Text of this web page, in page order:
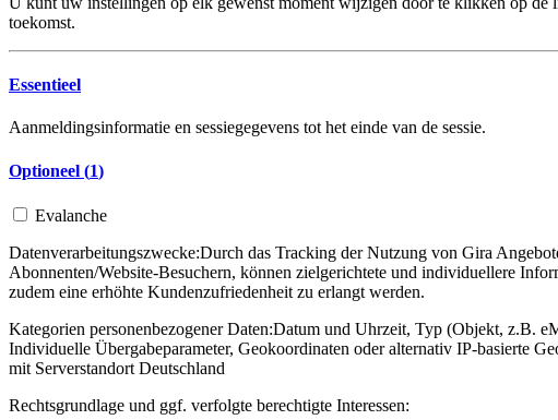
toekomst.
Essentieel
Aanmeldingsinformatie en sessiegegevens tot het einde van de sessie.
Optioneel (1)
Evalanche
Datenverarbeitungszwecke:Durch das Tracking der Nutzung von Gira
Abonnenten/Website-Besuchern, können zielgerichtete und individuellere
zudem eine erhöhte Kundenzufriedenheit zu erlangt werden.
Kategorien personenbezogener Daten:Datum und Uhrzeit, Typ (Objekt, z.B.
Individuelle Übergabeparameter, Geokoordinaten oder alternativ IP-basierte
mit Serverstandort Deutschland
Rechtsgrundlage und ggf. verfolgte berechtigte Interessen: